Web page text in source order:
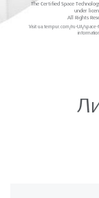
The Certified Space
under
All Rights
Visit ua.tempur.com/ru-UA/